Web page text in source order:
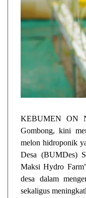
KEBUMEN ON
Gombong, kini
melon hidroponik
Desa (BUMDes)
Maksi Hydro
desa dalam
sekaligus